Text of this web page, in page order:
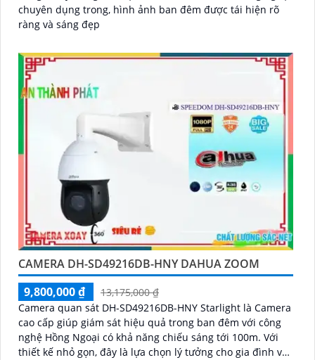
chuyên dụng trong, hình ảnh ban đêm được tái hiện rõ
ràng và sáng đẹp
CAMERA DH-SD49216DB-HNY DAHUA ZOOM
9,800,000 ₫
13,175,000 ₫
Camera quan sát DH-SD49216DB-HNY Starlight là Camera
cao cấp giúp giám sát hiệu quả trong ban đêm với công
nghệ Hồng Ngoại có khả năng chiếu sáng tới 100m. Với
thiết kế nhỏ gọn, đây là lựa chọn lý tưởng cho gia đình và